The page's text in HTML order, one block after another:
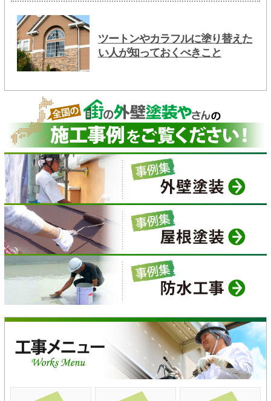
ツートンやカラフルに塗り替えた
い人が知っておくべきこと